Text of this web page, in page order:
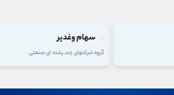
سهام فولاد
گروه فلزات اساسی